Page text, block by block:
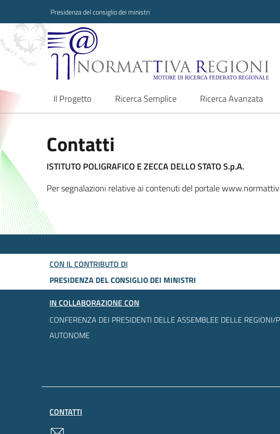
Presidenza del consiglio dei ministri
Normattiva Regioni -
Il Progetto
current Ricerca Semplice Ricerca Avanzata
Contatti
ISTITUTO POLIGRAFICO E ZECCA DELLO STATO S.p.A.
Per segnalazioni relative ai contenuti del portale
CON IL CONTRIBUTO DI
PRESIDENZA DEL CONSIGLIO DEI MINISTRI
IN COLLABORAZIONE CON
CONFERENZA DEI PRESIDENTI DELLE ASSEMBLEE DELLE REGIONI/
AUTONOME
CONTATTI